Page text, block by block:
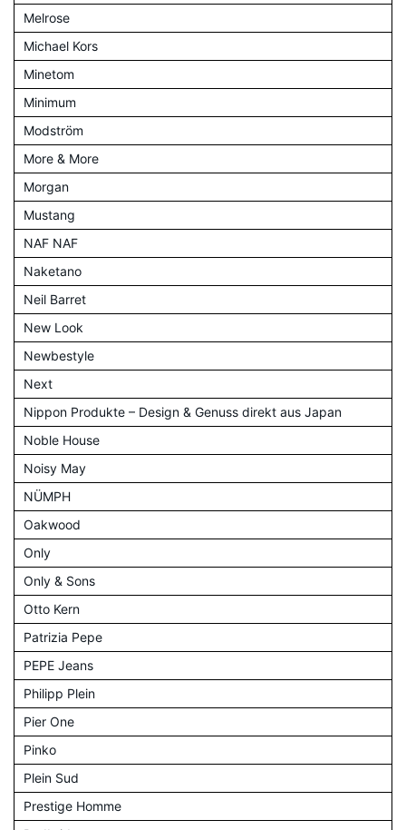
Melrose
Michael Kors
Minetom
Minimum
Modström
More & More
Morgan
Mustang
NAF NAF
Naketano
Neil Barret
New Look
Newbestyle
Next
Nippon Produkte – Design & Genuss direkt aus Japan
Noble House
Noisy May
NÜMPH
Oakwood
Only
Only & Sons
Otto Kern
Patrizia Pepe
PEPE Jeans
Philipp Plein
Pier One
Pinko
Plein Sud
Prestige Homme